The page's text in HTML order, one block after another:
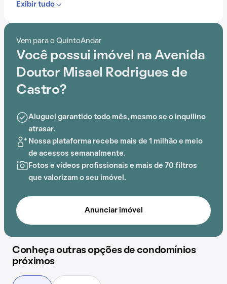
que simplificam o cotidiano.
Dentro deste condomínio, os moradores podem
desfrutar de elevador e churrasqueira, criando um
ambiente ideal para uma vida de qualidade.
Exibir tudo
Vem para o QuintoAndar
Você possui imóvel na Avenida
Doutor Misael Rodrigues de
Castro?
Aluguel garantido todo mês, mesmo se o inquilino
atrasar.
Nossa plataforma recebe mais de 1 milhão e meio
de acessos semanalmente.
Fotos e vídeos profissionais e mais de 70 filtros
que valorizam o seu imóvel.
Anunciar imóvel
Conheça outras opções de condomínios
próximos